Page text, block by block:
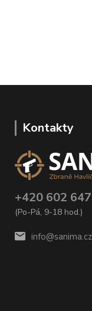
Kontakty
+420 602
(Po-Pá, 9-18 hod.)
info@sanima.cz